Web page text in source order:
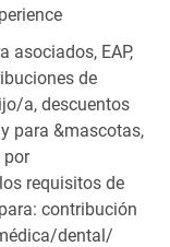
asociados, EAP,
de
a, descuentos
para &mascotas,
por
requisitos de
contribución
dental/